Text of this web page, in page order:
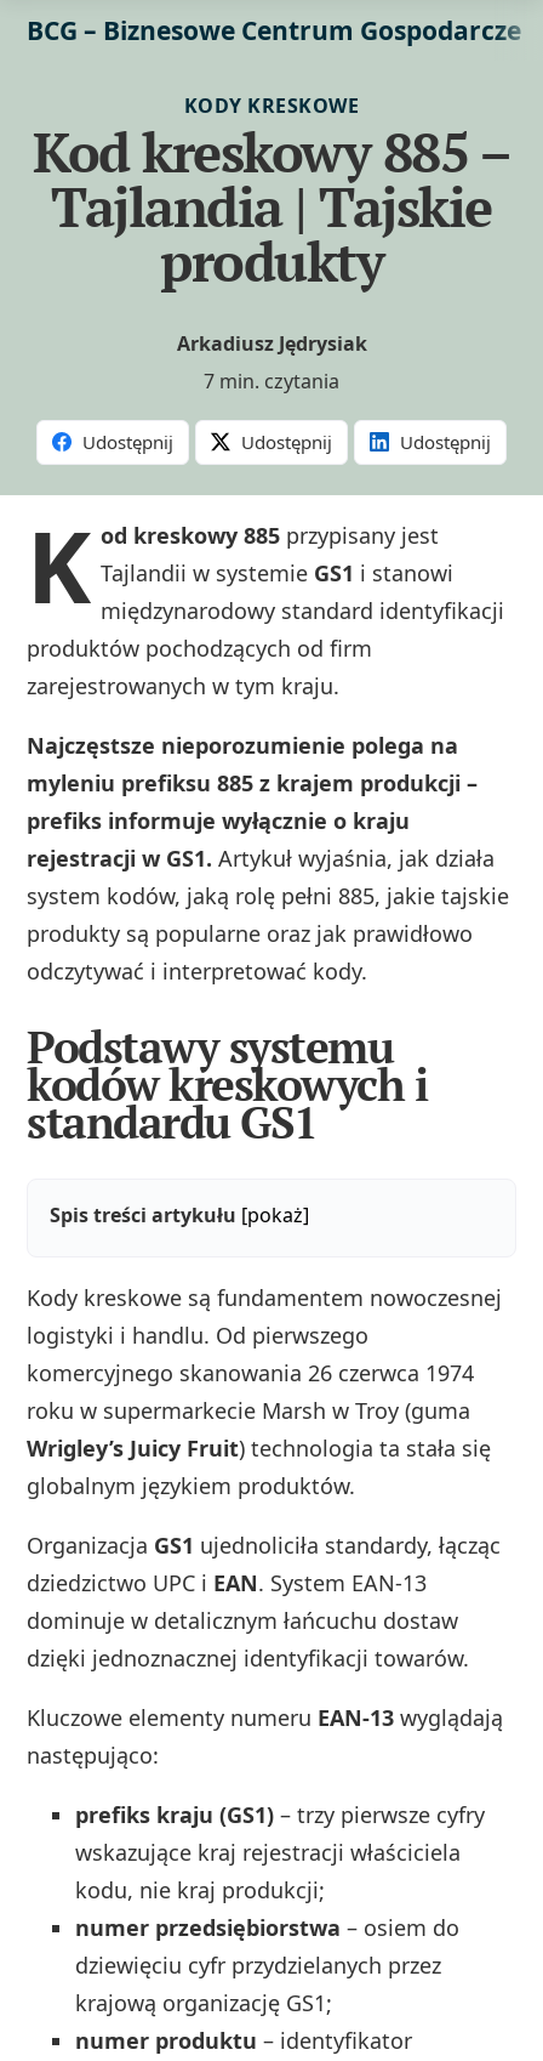
BCG – Biznesowe Centrum Gospodarcze
KODY KRESKOWE
Kod kreskowy 885 –
Tajlandia | Tajskie
produkty
Arkadiusz Jędrysiak
7 min. czytania
Udostępnij Udostępnij Udostępnij
K od kreskowy 885 przypisany jest
Tajlandii w systemie GS1 i stanowi
międzynarodowy standard identyfikacji
produktów pochodzących od firm
zarejestrowanych w tym kraju.
Najczęstsze nieporozumienie polega na
myleniu prefiksu 885 z krajem produkcji –
prefiks informuje wyłącznie o kraju
rejestracji w GS1. Artykuł wyjaśnia, jak działa
system kodów, jaką rolę pełni 885, jakie tajskie
produkty są popularne oraz jak prawidłowo
odczytywać i interpretować kody.
Podstawy systemu
kodów kreskowych i
standardu GS1
Spis treści artykułu [pokaż]
Kody kreskowe są fundamentem nowoczesnej
logistyki i handlu. Od pierwszego
komercyjnego skanowania 26 czerwca 1974
roku w supermarkecie Marsh w Troy (guma
Wrigley’s Juicy Fruit) technologia ta stała się
globalnym językiem produktów.
Organizacja GS1 ujednoliciła standardy, łącząc
dziedzictwo UPC i EAN. System EAN-13
dominuje w detalicznym łańcuchu dostaw
dzięki jednoznacznej identyfikacji towarów.
Kluczowe elementy numeru EAN-13 wyglądają
następująco:
prefiks kraju (GS1) – trzy pierwsze cyfry
wskazujące kraj rejestracji właściciela
kodu, nie kraj produkcji;
numer przedsiębiorstwa – osiem do
dziewięciu cyfr przydzielanych przez
krajową organizację GS1;
numer produktu – identyfikator